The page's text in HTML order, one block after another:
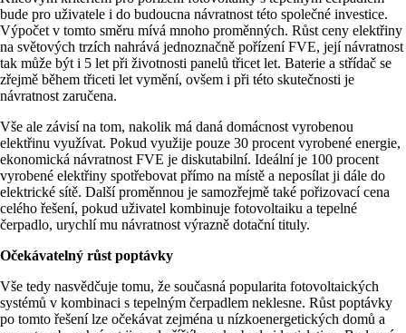
bude pro uživatele i do budoucna návratnost této společné investice.
Výpočet v tomto směru mívá mnoho proměnných. Růst ceny elektřiny
na světových trzích nahrává jednoznačně pořízení FVE, její návratnost
tak může být i 5 let při životnosti panelů třicet let. Baterie a střídač se
zřejmě během třiceti let vymění, ovšem i při této skutečnosti je
návratnost zaručena.
Vše ale závisí na tom, nakolik má daná domácnost vyrobenou
elektřinu využívat. Pokud využije pouze 30 procent vyrobené energie,
ekonomická návratnost FVE je diskutabilní. Ideální je 100 procent
vyrobené elektřiny spotřebovat přímo na místě a neposílat ji dále do
elektrické sítě. Další proměnnou je samozřejmě také pořizovací cena
celého řešení, pokud uživatel kombinuje fotovoltaiku a tepelné
čerpadlo, urychlí mu návratnost výrazně dotační tituly.
Očekávatelný růst poptávky
Vše tedy nasvědčuje tomu, že současná popularita fotovoltaických
systémů v kombinaci s tepelným čerpadlem neklesne. Růst poptávky
po tomto řešení lze očekávat zejména u nízkoenergetických domů a